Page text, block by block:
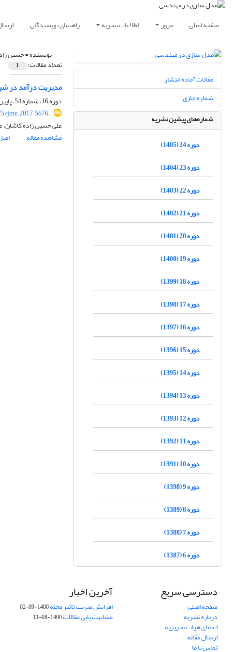
صفحه اصلی مرور اطلاعات نشریه راهنمای نویسندگان
نویسنده =حسین
تعداد مقالات: 1
مدیریت درآمد در
دوره 16، شماره 54، پاییز 1397، صفحه
jme.2017.5676.
علی حسین زاده کاشان،
مشاهده مقاله
مقالات آماده انتشار
شماره جاری
شماره‌های پیشین نشریه
دوره 24 (1405)
دوره 23 (1404)
دوره 22 (1403)
دوره 21 (1402)
دوره 20 (1401)
دوره 19 (1400)
دوره 18 (1399)
دوره 17 (1398)
دوره 16 (1397)
دوره 15 (1396)
دوره 14 (1395)
دوره 13 (1394)
دوره 12 (1393)
دوره 11 (1392)
دوره 10 (1391)
دوره 9 (1390)
دوره 8 (1389)
دوره 7 (1388)
دوره 6 (1387)
دسترسی سریع
صفحه اصلی
درباره نشریه
اعضای هیات تحریریه
ارسال مقاله
تماس با ما
آخرین اخبار
افزایش ضریب تاثیر مجله1400-09-02
مشابهت یابی مقالات1400-08-11